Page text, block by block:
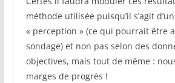
méthode utilisée puisqu’il s’agit
« perception » (ce qui pourrait être
sondage) et non pas selon des
objectives, mais tout de même :
marges de progrès !